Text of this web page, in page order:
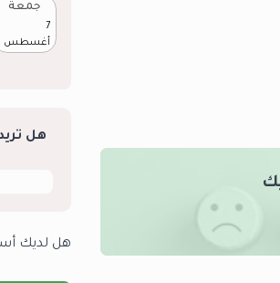
جمعة
7
أغسطس
هل
هل لديك